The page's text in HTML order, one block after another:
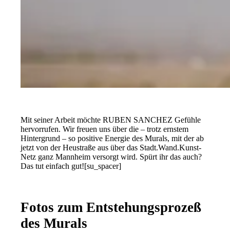
Mit seiner Arbeit möchte RUBEN SANCHEZ Gefühle
hervorrufen. Wir freuen uns über die – trotz ernstem
Hintergrund – so positive Energie des Murals, mit der ab
jetzt von der Heustraße aus über das Stadt.Wand.Kunst-
Netz ganz Mannheim versorgt wird. Spürt ihr das auch?
Das tut einfach gut![su_spacer]
Fotos zum Entstehungsprozeß
des Murals